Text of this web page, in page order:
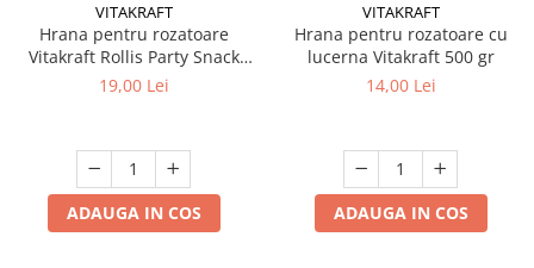
VITAKRAFT
Hrana pentru rozatoare
Vitakraft Rollis Party Snack
500 gr
19,00 Lei
ADAUGA IN COS
VITAKRAFT
Hrana pentru rozatoare cu
lucerna Vitakraft 500 gr
14,00 Lei
ADAUGA IN COS